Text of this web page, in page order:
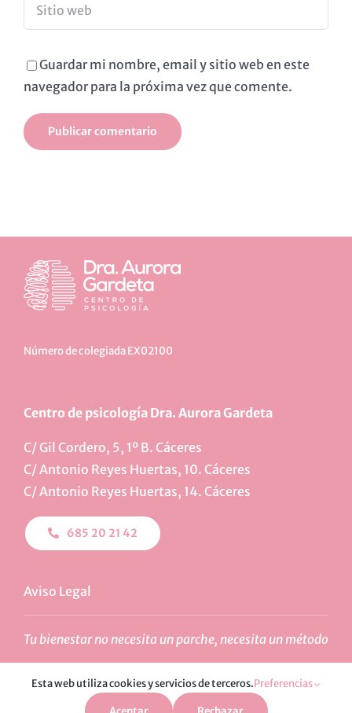
Guardar mi nombre, email y sitio web en este
navegador para la próxima vez que comente.
Número de colegiada EX02100
Centro de psicología Dra. Aurora Gardeta
C/ Gil Cordero, 5, 1º B. Cáceres
C/ Antonio Reyes Huertas, 10. Cáceres
C/ Antonio Reyes Huertas, 14. Cáceres
685 20 21 42
Aviso Legal
Tu bienestar no necesita un parche, necesita un método
Esta web utiliza cookies y servicios de terceros.Preferencias